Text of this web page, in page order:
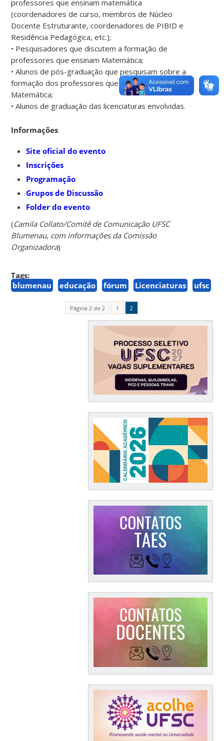
professores que ensinam matemática
(coordenadores de curso, membros de Núcleo
Docente Estruturante, coordenadores de PIBID e
Residência Pedagógica, etc.);
• Pesquisadores que discutem a formação de
professores que ensinam Matemática;
• Alunos de pós-graduação que pesquisam sobre a
formação dos professores que ensinam
Matemática;
• Alunos de graduação das licenciaturas envolvidas.
Informações
Site oficial do evento
Inscrições
Programação
Grupos de Discussão
Folder do evento
(Camila Collato/Comitê de Comunicação UFSC
Blumenau, com informações da Comissão
Organizadora)
Tags:
blumenau
educação fórum Licenciaturas ufsc
Página 2 de 2 1 2